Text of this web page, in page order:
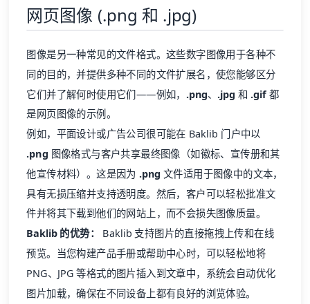
网页图像 (.png 和 .jpg)
图像是另一种常见的文件格式。这些数字图像用于各种不
同的目的，并提供多种不同的文件扩展名，使您能够区分
它们并了解何时使用它们——例如， .png、 .jpg 和 .gif都
是网页图像的示例。
例如，平面设计或广告公司很可能在 Baklib 门户中以
.png 图像格式与客户共享最终图像（如徽标、 宣传册和其
他宣传材料）。这是因为 .png 文件适用于图像中的文本，
具有无损压缩并支持透明度。然后，客户可以轻松批准文
件并将其下载到他们的网站上，而不会损失图像质量。
Baklib 的优势：
Baklib 支持图片的直接拖拽上传和在线
预览。当您构建产品手册或帮助中心时，可以轻松地将
PNG、JPG 等格式的图片插入到文章中，系统会自动优化
图片加载，确保在不同设备上都有良好的浏览体验。